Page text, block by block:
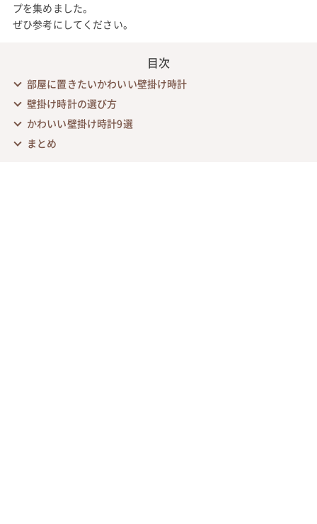
プを集めました。
ぜひ参考にしてください。
目次
部屋に置きたいかわいい壁掛け時計
壁掛け時計の選び方
かわいい壁掛け時計9選
まとめ